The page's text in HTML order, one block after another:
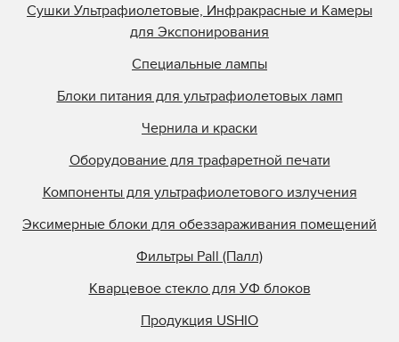
Сушки Ультрафиолетовые, Инфракрасные и Камеры
для Экспонирования
Специальные лампы
Блоки питания для ультрафиолетовых ламп
Чернила и краски
Оборудование для трафаретной печати
Компоненты для ультрафиолетового излучения
Эксимерные блоки для обеззараживания помещений
Фильтры Pall (Палл)
Кварцевое стекло для УФ блоков
Продукция USHIO